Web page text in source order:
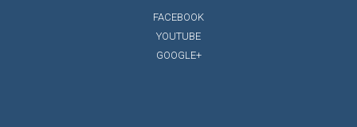
FACEBOOK
YOUTUBE
GOOGLE+